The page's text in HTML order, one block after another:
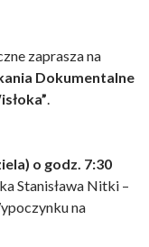
zaprasza na
Dokumentalne
.
o godz. 7:30
Stanisława Nitki –
na